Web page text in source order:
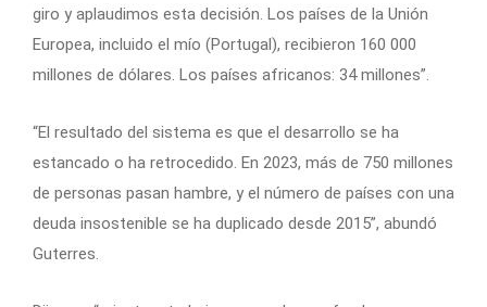
giro y aplaudimos esta decisión. Los países de la Unión
Europea, incluido el mío (Portugal), recibieron 160 000
millones de dólares. Los países africanos: 34 millones”.
“El resultado del sistema es que el desarrollo se ha
estancado o ha retrocedido. En 2023, más de 750 millones
de personas pasan hambre, y el número de países con una
deuda insostenible se ha duplicado desde 2015”, abundó
Guterres.